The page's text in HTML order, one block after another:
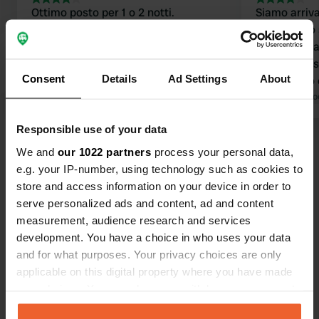
Consent Details Ad Settings About
Responsible use of your data
We and our 1022 partners process your personal data,
e.g. your IP-number, using technology such as cookies to
store and access information on your device in order to
serve personalized ads and content, ad and content
measurement, audience research and services
development. You have a choice in who uses your data
and for what purposes. Your privacy choices are only
applicable on this digital property where you have made
any time from the Cookie Declaration or by clicking on
Ottimo posto per 1 o 2 notti.
negozi sono chiusi. I servizi igienici
sono puliti. Essendo pubblici, sono
parco. Per il resto, nessun rumore o
disturbo. Prezzo 12 euro + tassa di
soggiorno di 1,20 euro. Doccia 1 euro e
elettricità per pochi centesimi, se
desiderata. Ampio spazio nelle
piazzole pavimentate. Servizi igienici
aperti dalle 8:00 alle 22:00.
Tradotto da Google
Siamo
C'era
corrente
logico e le
ragazzi
non c'era
vicino alle
erano
panificio
un ottimo
notte.
Tradotto da
Visualizza tutte le 259 recensioni
Sei stato qui?